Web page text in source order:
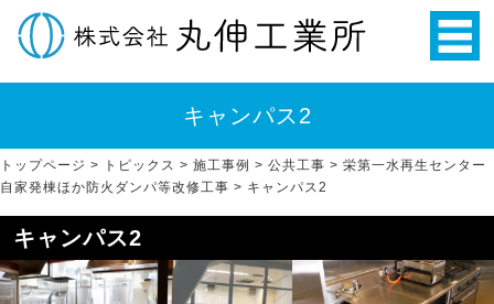
キャンパス2
トップページ > トピックス > 施工事例 > 公共工事 > 栄第一水再生センター
自家発棟ほか防火ダンパ等改修工事 > キャンパス2
キャンパス2